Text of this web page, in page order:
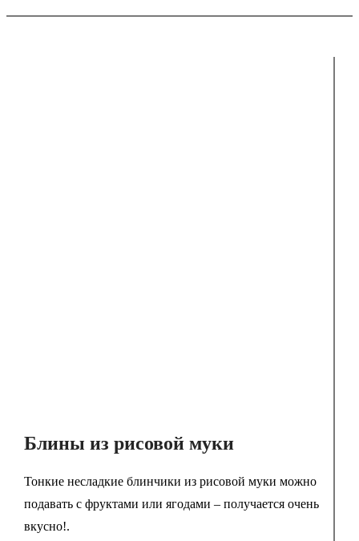
Блины из рисовой муки
Тонкие несладкие блинчики из рисовой муки можно
подавать с фруктами или ягодами – получается очень
вкусно!.